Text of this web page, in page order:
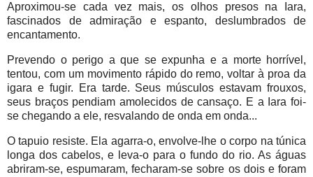
Aproximou-se cada vez mais, os olhos presos na Iara,
fascinados de admiração e espanto, deslumbrados de
encantamento.
Prevendo o perigo a que se expunha e a morte horrível,
tentou, com um movimento rápido do remo, voltar à proa da
igara e fugir. Era tarde. Seus músculos estavam frouxos,
seus braços pendiam amolecidos de cansaço. E a Iara foi-
se chegando a ele, resvalando de onda em onda...
O tapuio resiste. Ela agarra-o, envolve-lhe o corpo na túnica
longa dos cabelos, e leva-o para o fundo do rio. As águas
abriram-se, espumaram, fecharam-se sobre os dois e foram